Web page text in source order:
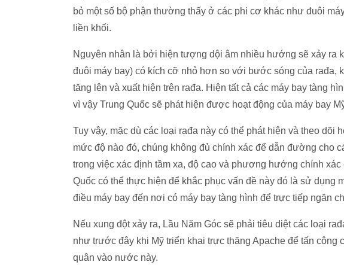
bỏ một số bộ phận thường thấy ở các phi cơ khác như đuôi
liền khối.
Nguyên nhân là bởi hiện tượng dội âm nhiều hướng sẽ xảy ra
đuôi máy bay) có kích cỡ nhỏ hơn so với bước sóng của rađa,
tăng lên và xuất hiện trên rađa. Hiện tất cả các máy bay tàng
vì vậy Trung Quốc sẽ phát hiện được hoạt động của máy bay
Tuy vậy, mặc dù các loại rađa này có thể phát hiện và theo dõi
mức độ nào đó, chúng không đủ chính xác để dẫn đường cho
trong việc xác định tầm xa, độ cao và phương hướng chính xác
Quốc có thể thực hiện để khắc phục vấn đề này đó là sử dụng
điều máy bay đến nơi có máy bay tàng hình để trực tiếp ngăn
Nếu xung đột xảy ra, Lầu Năm Góc sẽ phải tiêu diệt các loại
như trước đây khi Mỹ triển khai trực thăng Apache để tấn công
quân vào nước này.